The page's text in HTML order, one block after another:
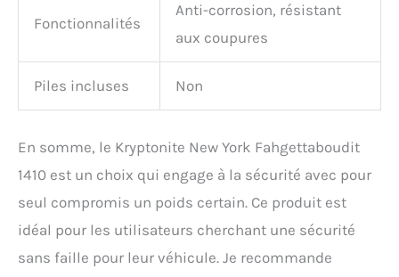
Fonctionnalités
Anti-corrosion, résistant
aux coupures
Piles incluses Non
En somme, le Kryptonite New York Fahgettaboudit
1410 est un choix qui engage à la sécurité avec pour
seul compromis un poids certain. Ce produit est
idéal pour les utilisateurs cherchant une sécurité
sans faille pour leur véhicule. Je recommande